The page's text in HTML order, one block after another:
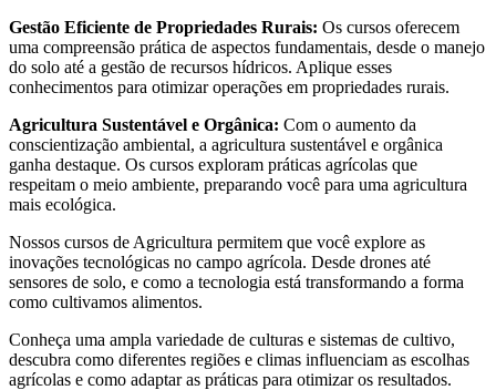
Gestão Eficiente de Propriedades Rurais: Os cursos oferecem
uma compreensão prática de aspectos fundamentais, desde o manejo
do solo até a gestão de recursos hídricos. Aplique esses
conhecimentos para otimizar operações em propriedades rurais.
Agricultura Sustentável e Orgânica: Com o aumento da
conscientização ambiental, a agricultura sustentável e orgânica
ganha destaque. Os cursos exploram práticas agrícolas que
respeitam o meio ambiente, preparando você para uma agricultura
mais ecológica.
Nossos cursos de Agricultura permitem que você explore as
inovações tecnológicas no campo agrícola. Desde drones até
sensores de solo, e como a tecnologia está transformando a forma
como cultivamos alimentos.
Conheça uma ampla variedade de culturas e sistemas de cultivo,
descubra como diferentes regiões e climas influenciam as escolhas
agrícolas e como adaptar as práticas para otimizar os resultados.